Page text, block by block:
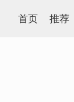
首页 推荐